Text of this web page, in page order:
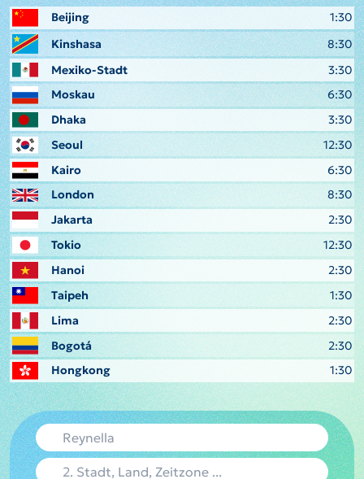
Beijing
1:30
Kinshasa
8:30
Mexiko-Stadt
3:30
Moskau
6:30
Dhaka
3:30
Seoul
12:30
Kairo
6:30
London
8:30
Jakarta
2:30
Tokio
12:30
Hanoi
2:30
Taipeh
1:30
Lima
2:30
Bogotá
2:30
Hongkong
1:30